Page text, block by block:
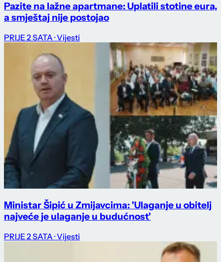
Pazite na lažne apartmane: Uplatili stotine eura,
a smještaj nije postojao
PRIJE 2 SATA · Vijesti
Ministar Šipić u Zmijavcima: 'Ulaganje u obitelj
najveće je ulaganje u budućnost'
PRIJE 2 SATA · Vijesti